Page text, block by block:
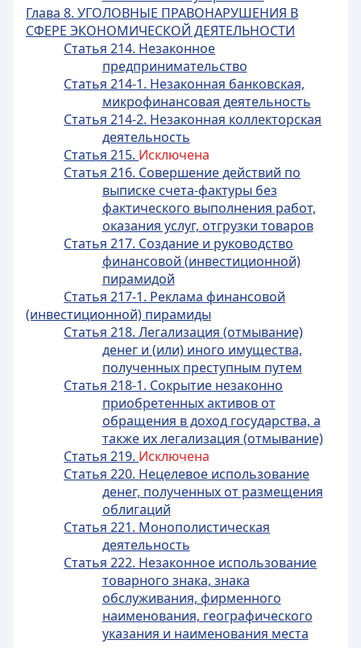
Глава 8. УГОЛОВНЫЕ ПРАВОНАРУШЕНИЯ В
СФЕРЕ ЭКОНОМИЧЕСКОЙ ДЕЯТЕЛЬНОСТИ
Статья 214. Незаконное
предпринимательство
Статья 214-1. Незаконная банковская,
микрофинансовая деятельность
Статья 214-2. Незаконная коллекторская
деятельность
Статья 215. Исключена
Статья 216. Совершение действий по
выписке счета-фактуры без
фактического выполнения работ,
оказания услуг, отгрузки товаров
Статья 217. Создание и руководство
финансовой (инвестиционной)
пирамидой
Статья 217-1. Реклама финансовой
(инвестиционной) пирамиды
Статья 218. Легализация (отмывание)
денег и (или) иного имущества,
полученных преступным путем
Статья 218-1. Сокрытие незаконно
приобретенных активов от
обращения в доход государства, а
также их легализация (отмывание)
Статья 219. Исключена
Статья 220. Нецелевое использование
денег, полученных от размещения
облигаций
Статья 221. Монополистическая
деятельность
Статья 222. Незаконное использование
товарного знака, знака
обслуживания, фирменного
наименования, географического
указания и наименования места